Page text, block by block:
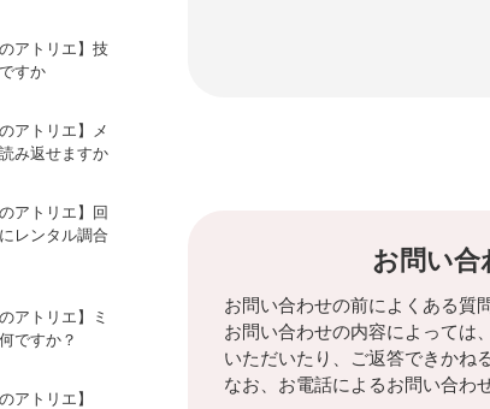
アトリエ】技
すか
アトリエ】メ
み返せますか
アトリエ】回
レンタル調合
アトリエ】ミ
ですか？
アトリエ】
お問い合
お問い合わせの前によくある質
お問い合わせの内容によっては
いただいたり、ご返答できかね
なお、お電話によるお問い合わ